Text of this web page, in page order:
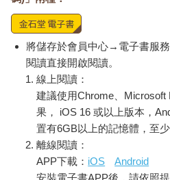
將儲存於會員中心→電子書服
閱讀直接開啟閱讀。
線上閱讀：
建議使用Chrome、Microsoft
果， iOS 16 或以上版本，
置有6GB以上的記憶體，至
離線閱讀：
APP下載： iOS
Android